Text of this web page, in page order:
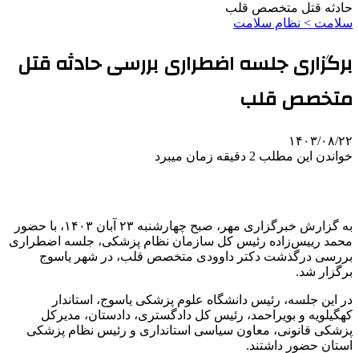
حادثه قتل متخصص قلب
سلامت > نظام سلامت
برگزاری جلسه اضطراری بررسی حادثه قتل
متخصص قلب
۱۴۰۳/۰۸/۲۲
خواندن این مطلب 2 دقیقه زمان میبرد
به گزارش خبرگزاری مهر، صبح چهارشنبه ۲۳ آبان ۱۴۰۳، با حضور
محمد رییس‌زاده رئیس کل سازمان نظام پزشکی، جلسه اضطراری
بررسی درگذشت دکتر داوودی متخصص قلب، در شهر یاسوج
برگزار شد.
در این جلسه، رئیس دانشگاه علوم پزشکی یاسوج، استاندار
کهگیلویه و بویراحمد، رئیس کل دادگستری، دادستان، مدیرکل
پزشکی قانونی، معاون سیاسی استانداری و رئیس نظام پزشکی
استان حضور داشتند.